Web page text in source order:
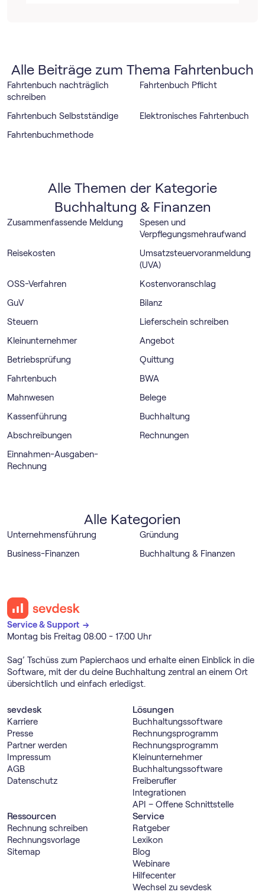
Alle Beiträge zum Thema Fahrtenbuch
Fahrtenbuch nachträglich
schreiben
Fahrtenbuch Pflicht
Fahrtenbuch Selbstständige
Elektronisches Fahrtenbuch
Fahrtenbuchmethode
Alle Themen der Kategorie
Buchhaltung & Finanzen
Zusammenfassende Meldung
Spesen und
Verpflegungsmehraufwand
Reisekosten
Umsatz­steuer­voranmeldung
(UVA)
OSS-Verfahren
Kostenvoranschlag
GuV
Bilanz
Steuern
Lieferschein schreiben
Kleinunternehmer
Angebot
Betriebsprüfung
Quittung
Fahrtenbuch
BWA
Mahnwesen
Belege
Kassenführung
Buchhaltung
Abschreibungen
Rechnungen
Einnahmen-Ausgaben-
Rechnung
Alle Kategorien
Unternehmensführung
Gründung
Business-Finanzen
Buchhaltung & Finanzen
Service & Support →
Montag bis Freitag 08:00 - 17:00 Uhr
Sag’ Tschüss zum Papierchaos und erhalte einen Einblick in die
Software, mit der du deine Buchhaltung zentral an einem Ort
übersichtlich und einfach erledigst.
sevdesk
Karriere
Presse
Partner werden
Impressum
AGB
Datenschutz
Lösungen
Buch­haltungs­software
Rechnungs­programm
Rechnungs­programm
Kleinunternehmer
Buch­haltungs­software
Freiberufler
Integrationen
API – Offene Schnittstelle
Ressourcen
Rechnung schreiben
Rechnungsvorlage
Sitemap
Service
Ratgeber
Lexikon
Blog
Webinare
Hilfecenter
Wechsel zu sevdesk